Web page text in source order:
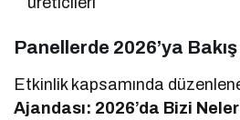
Panellerde 2026’ya Bakış
Etkinlik kapsamında
Ajandası: 2026’da Bizi